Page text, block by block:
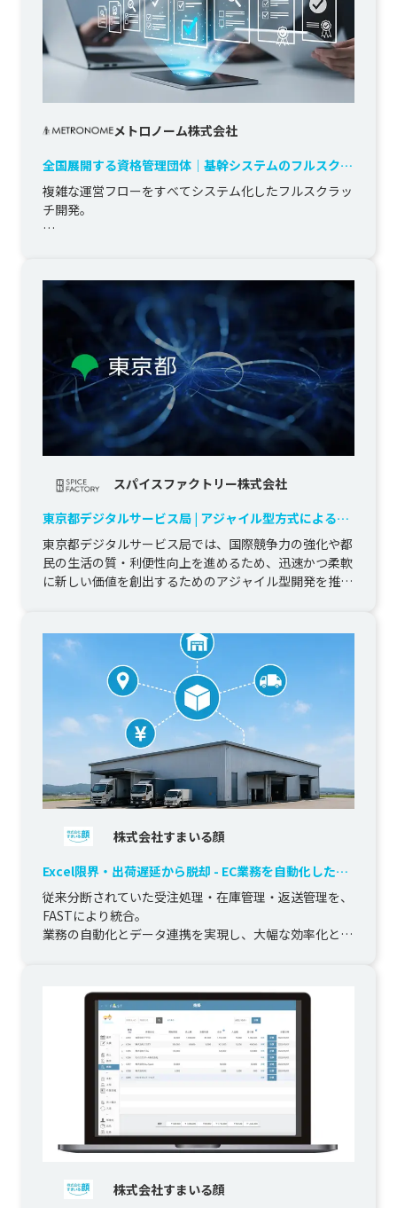
メトロノーム株式会社
全国展開する資格管理団体｜基幹システムのフルスクラ
ッチ開発
複雑な運営フローをすべてシステム化したフルスクラッ
チ開発。
計算まで...
スパイスファクトリー株式会社
東京都デジタルサービス局 | アジャイル型方式によるプ
ロトタイプ開発委託
東京都デジタルサービス局では、国際競争力の強化や都
民の生活の質・利便性向上を進めるため、迅速かつ柔軟
に新しい価値を創出するためのアジャイル型開発を推進
株式会社すまいる顔
Excel限界・出荷遅延から脱却 - EC業務を自動化した統
合基盤
従来分断されていた受注処理・在庫管理・返送管理を、
FASTにより統合。
業務の自動化とデータ連携を実現し、大幅な効率化とミ
株式会社すまいる顔